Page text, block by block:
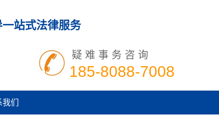
站式法律服务
疑难事务咨询
185-8088-7008
们